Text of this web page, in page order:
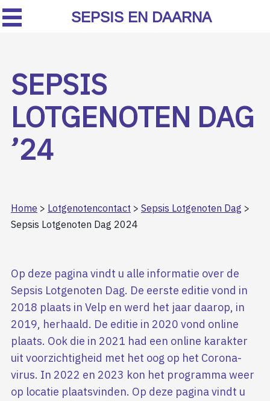
SEPSIS
LOTGENOTEN DAG
’24
Home > Lotgenotencontact > Sepsis Lotgenoten Dag >
Sepsis Lotgenoten Dag 2024
Op deze pagina vindt u alle informatie over de
Sepsis Lotgenoten Dag. De eerste editie vond in
2018 plaats in Velp en werd het jaar daarop, in
2019, herhaald. De editie in 2020 vond online
plaats. Ook die in 2021 had een online karakter
uit voorzichtigheid met het oog op het Corona-
virus. In 2022 en 2023 kon het programma weer
op locatie plaatsvinden. Op deze pagina vindt u
SEPSIS EN DAARNA